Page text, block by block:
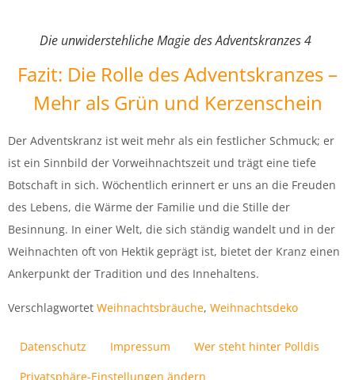
Die unwiderstehliche Magie des Adventskranzes 4
Fazit: Die Rolle des Adventskranzes –
Mehr als Grün und Kerzenschein
Der Adventskranz ist weit mehr als ein festlicher Schmuck; er
ist ein Sinnbild der Vorweihnachtszeit und trägt eine tiefe
Botschaft in sich. Wöchentlich erinnert er uns an die Freuden
des Lebens, die Wärme der Familie und die Stille der
Besinnung. In einer Welt, die sich ständig wandelt und in der
Weihnachten oft von Hektik geprägt ist, bietet der Kranz einen
Ankerpunkt der Tradition und des Innehaltens.
Verschlagwortet Weihnachtsbräuche, Weihnachtsdeko
Datenschutz Impressum
Wer steht hinter Polldis
Privatsphäre-Einstellungen ändern